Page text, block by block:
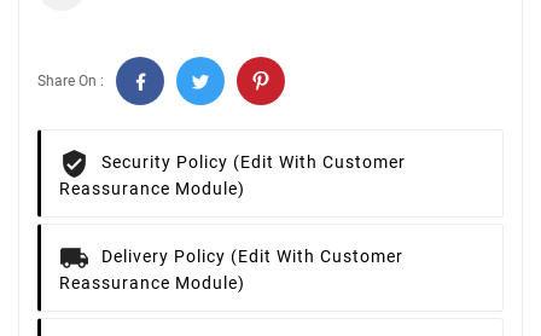
Share On :
Security Policy (edit With Customer
Reassurance Module)
Delivery Policy (edit With Customer
Reassurance Module)